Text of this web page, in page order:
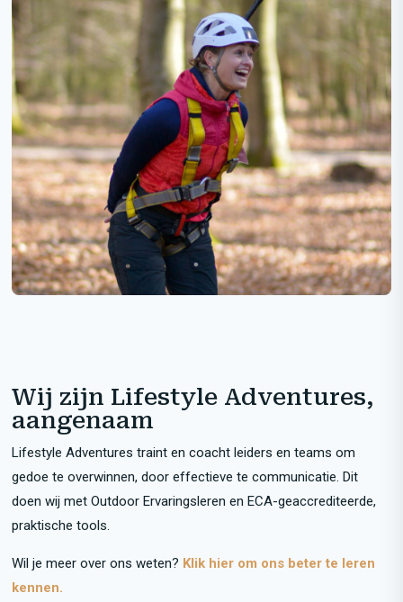
Wij zijn Lifestyle Adventures,
aangenaam
Lifestyle Adventures traint en coacht leiders en teams om
gedoe te overwinnen, door effectieve te communicatie. Dit
doen wij met Outdoor Ervaringsleren en ECA-geaccrediteerde,
praktische tools.
Wil je meer over ons weten? Klik hier om ons beter te leren
kennen.